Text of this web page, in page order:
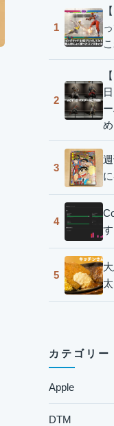
1
2
め
3
4
5
カテゴリー
Apple
DTM